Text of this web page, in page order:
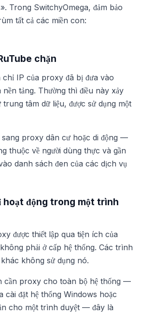
Trong SwitchyOmega, đảm bảo
tất cả các miền con:
chặn
chỉ IP của proxy đã bị đưa vào
tảng. Thường thì điều này xảy
tâm dữ liệu, được sử dụng một
sang proxy dân cư hoặc di động —
thuộc về người dùng thực và gần
danh sách đen của các dịch vụ
hoạt động trong một trình
được thiết lập qua tiện ích của
phải ở cấp hệ thống. Các trình
không sử dụng nó.
cần proxy cho toàn bộ hệ thống —
cài đặt hệ thống Windows hoặc
cho một trình duyệt — đây là